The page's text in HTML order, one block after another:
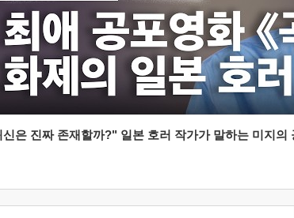
신은 진짜 존재할까?" 일본 호러 작가가 말하는 미지의